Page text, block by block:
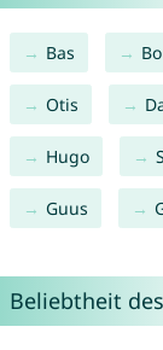
Bas Bo
Otis
Hugo
Guus
Beliebtheit